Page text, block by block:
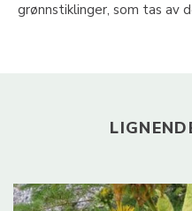
grønnstiklinger, som tas av